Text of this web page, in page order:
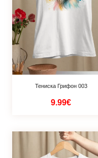
Тениска Грифон 003
9.99€